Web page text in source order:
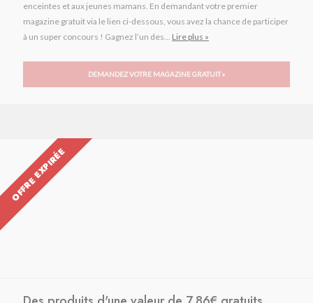
enceintes et aux jeunes mamans. En demandant votre premier
magazine gratuit via le lien ci-dessous, vous avez la chance de participer
à un super concours ! Gagnez l’un des... Lire plus »
DEMANDEZ VOTRE MAGAZINE GRATUIT »
OFFRE EXPIRÉE